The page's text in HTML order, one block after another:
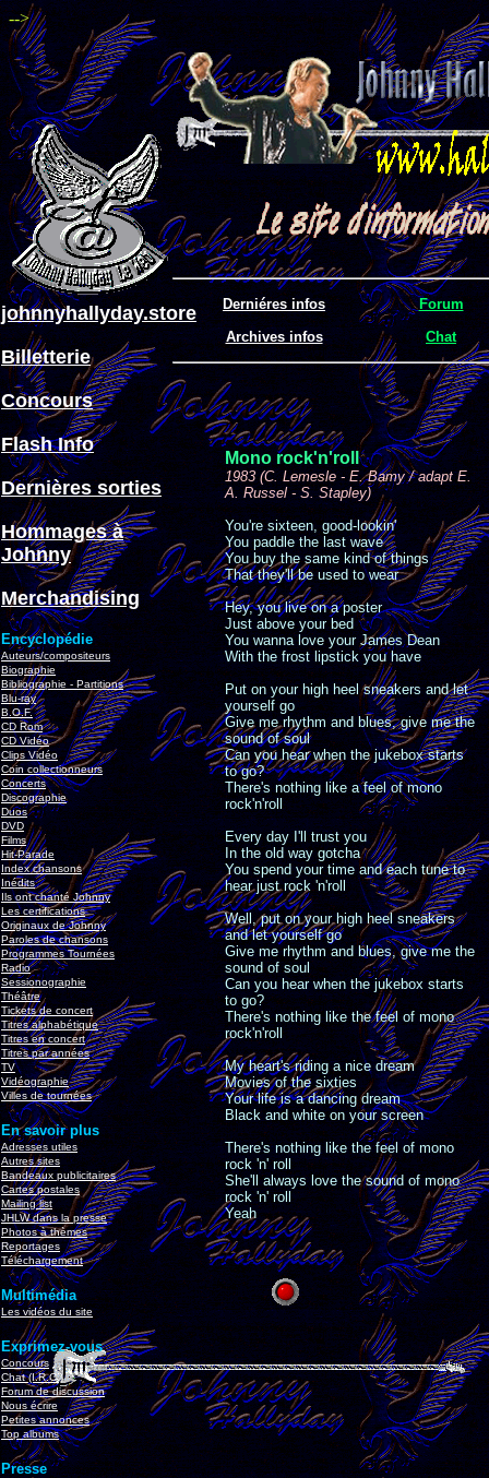
-->
Derniéres infos
Forum
Archives infos
Chat
johnnyhallyday.store
Billetterie
Concours
Flash Info
Dernières sorties
Hommages à
Johnny
Merchandising
Encyclopédie
Auteurs/compositeurs
Biographie
Bibliographie - Partitions
Blu-ray
B.O.F.
CD Rom
CD Vidéo
Clips Vidéo
Coin collectionneurs
Concerts
Discographie
Duos
DVD
Films
Hit-Parade
Index chansons
Inédits
Ils ont chanté Johnny
Les certifications
Originaux de Johnny
Paroles de chansons
Programmes Tournées
Radio
Sessionographie
Théâtre
Tickets de concert
Titres alphabétique
Titres en concert
Titres par années
TV
Vidéographie
Villes de tournées
En savoir plus
Adresses utiles
Autres sites
Bandeaux publicitaires
Cartes postales
Mailing list
JHLW dans la presse
Photos à thèmes
Reportages
Téléchargement
Multimédia
Les vidéos du site
Exprimez-vous
Concours
Chat (I.R.C.)
Forum de discussion
Nous écrire
Petites annonces
Top albums
Presse
Mono rock'n'roll
1983 (C. Lemesle - E. Bamy / adapt E.
A. Russel - S. Stapley)
You're sixteen, good-lookin'
You paddle the last wave
You buy the same kind of things
That they'll be used to wear
Hey, you live on a poster
Just above your bed
You wanna love your James Dean
With the frost lipstick you have
Put on your high heel sneakers and let
yourself go
Give me rhythm and blues, give me the
sound of soul
Can you hear when the jukebox starts
to go?
There's nothing like a feel of mono
rock'n'roll
Every day I'll trust you
In the old way gotcha
You spend your time and each tune to
hear just rock 'n'roll
Well, put on your high heel sneakers
and let yourself go
Give me rhythm and blues, give me the
sound of soul
Can you hear when the jukebox starts
to go?
There's nothing like the feel of mono
rock'n'roll
My heart's riding a nice dream
Movies of the sixties
Your life is a dancing dream
Black and white on your screen
There's nothing like the feel of mono
rock 'n' roll
She'll always love the sound of mono
rock 'n' roll
Yeah